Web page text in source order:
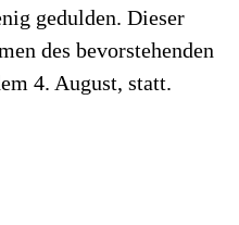
gedulden. Dieser
des bevorstehenden
4. August, statt.